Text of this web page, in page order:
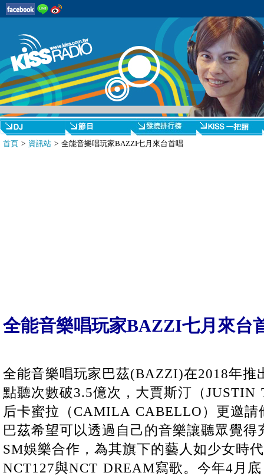
首頁 > 資訊站 > 全能音樂唱玩家BAZZI七月來台首唱
全能音樂唱玩家BAZZI七月來台
全能音樂唱玩家巴茲(BAZZI)在2018年推
點聽次數破3.5億次，大賈斯汀（
后卡蜜拉（CAMILA CABELLO）更邀請
巴茲希望可以透過自己的音樂讓聽眾覺得
SM娛樂合作，為其旗下的藝人如少女時
NCT127與NCT DREAM寫歌。今年4月